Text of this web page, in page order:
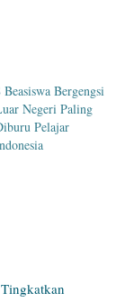
Beasiswa Bergengsi
Negeri Paling
Pelajar